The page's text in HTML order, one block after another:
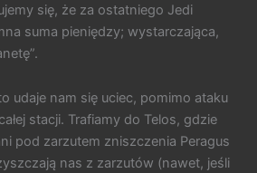
się, że za ostatniego Jedi
suma pieniędzy; wystarczająca,
udaje nam się uciec, pomimo ataku
stacji. Trafiamy do Telos, gdzie
pod zarzutem zniszczenia Peragus
nas z zarzutów (nawet, jeśli